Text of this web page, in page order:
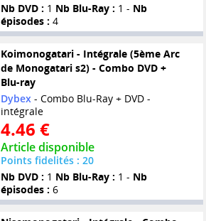
Nb DVD : 1 Nb Blu-Ray : 1 - Nb
épisodes : 4
Koimonogatari - Intégrale (5ème Arc
de Monogatari s2) - Combo DVD +
Blu-ray
Dybex- Combo Blu-Ray + DVD -
intégrale
4.46 €
Article disponible
Points fidelités : 20
Nb DVD : 1 Nb Blu-Ray : 1 - Nb
épisodes : 6